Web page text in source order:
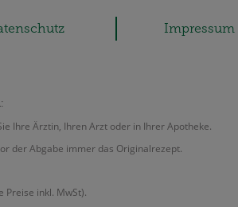
Impressum
Ihre Ärztin, Ihren Arzt oder in Ihrer Apotheke.
der Abgabe immer das Originalrezept.
Preise inkl. MwSt).